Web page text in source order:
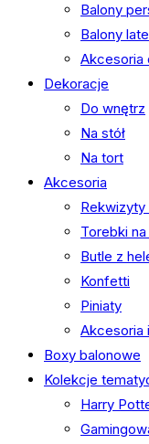
Balony
Balony
Akcesoria
Dekoracje
Do wnętrz
Na stół
Na tort
Akcesoria
Torebki
Butle z
Konfetti
Piniaty
Akcesoria
Boxy balonowe
Kolekcje
Harry